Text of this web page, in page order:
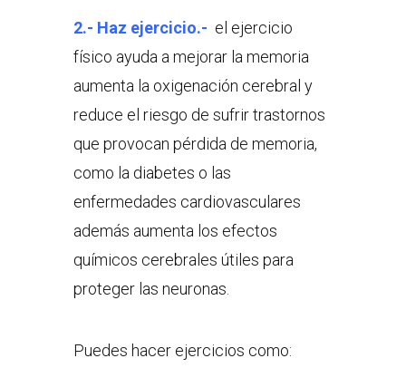
2.- Haz ejercicio.- el ejercicio
físico ayuda a mejorar la memoria
aumenta la oxigenación cerebral y
reduce el riesgo de sufrir trastornos
que provocan pérdida de memoria,
como la diabetes o las
enfermedades cardiovasculares
además aumenta los efectos
químicos cerebrales útiles para
proteger las neuronas.
Puedes hacer ejercicios como: